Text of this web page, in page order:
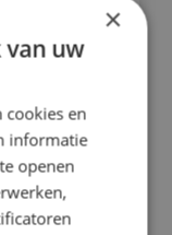
we ieder
gedegen
in de
stichting
×
uw
cookies en
informatie
openen